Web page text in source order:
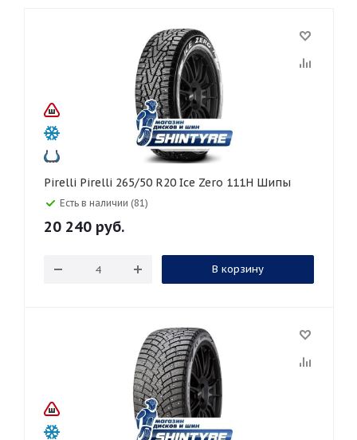
Pirelli Pirelli 265/50 R20 Ice Zero 111H Шипы
Есть в наличии (81)
20 240 руб.
В корзину